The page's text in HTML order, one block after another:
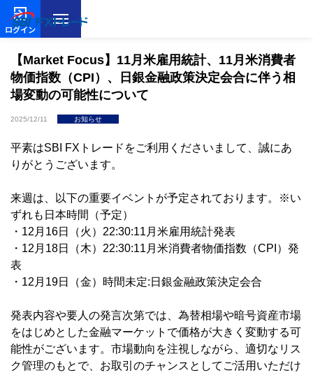
ログイン
【Market Focus】11月米雇用統計、11月米消費者
物価指数（CPI）、日銀金融政策決定会合に伴う相
場変動の可能性について
2025/12/11 お知らせ
平素はSBI FXトレードをご利用くださいまして、誠にあ
りがとうございます。
来週は、以下の重要イベントが予定されております。※い
ずれも日本時間（予定）
・12月16日（火）22:30:11月米雇用統計発表
・12月18日（木）22:30:11月米消費者物価指数（CPI）発
表
・12月19日（金）時間未定:日銀金融政策決定会合
発表内容や要人の発言次第では、為替相場や暗号資産市場
をはじめとした金融マーケットで価格が大きく変動する可
能性がございます。市場動向を注視しながら、適切なリス
ク管理のもとで、お取引のチャンスとしてご活用いただけ